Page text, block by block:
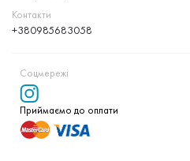
Контакти
+380985683058
Соцмережі
Приймаємо до оплати